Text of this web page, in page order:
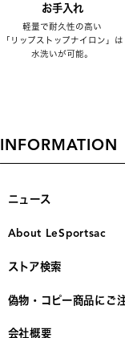
お手入れ
軽量で耐久性の高い
「リップストップナイロン」は
水洗いが可能。
INFORMATION
ニュース
About LeSportsac
ストア検索
偽物・コピー商品にご
会社概要